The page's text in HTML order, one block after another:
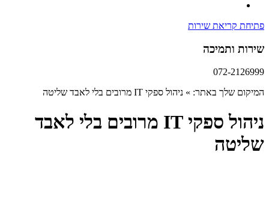
פתיחת קריאת שירות
שירות ותמיכה
072-2126999
המיקום שלך באתר: » ניהול ספקי IT מרובים בלי לאבד שליטה
ניהול ספקי IT מרובים בלי לאבד
שליטה